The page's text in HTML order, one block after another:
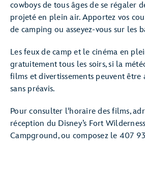
cowboys de tous âges de se régaler
projeté en plein air. Apportez vos
de camping ou asseyez-vous sur les
Les feux de camp et le cinéma en
gratuitement tous les soirs, si la
films et divertissements peuvent être
sans préavis.
Pour consulter l'horaire des films,
réception du Disney’s Fort
Campground, ou composez le 407